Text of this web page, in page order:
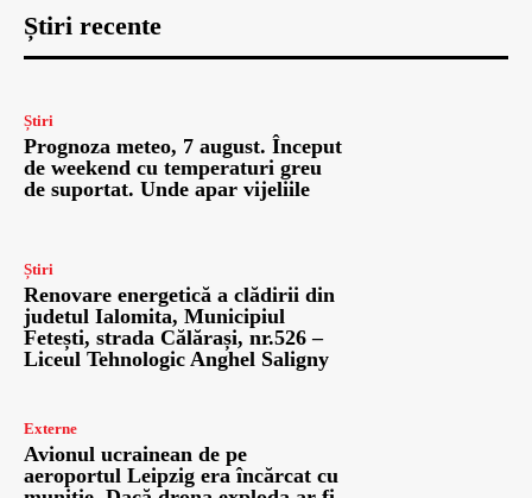
Știri recente
Știri
Prognoza meteo, 7 august. Început
de weekend cu temperaturi greu
de suportat. Unde apar vijeliile
Știri
Renovare energetică a clădirii din
judetul Ialomita, Municipiul
Fetești, strada Călărași, nr.526 –
Liceul Tehnologic Anghel Saligny
Externe
Avionul ucrainean de pe
aeroportul Leipzig era încărcat cu